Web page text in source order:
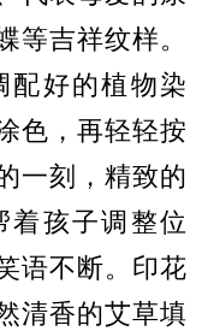
等吉祥纹样。
配好的植物染
色，再轻轻按
一刻，精致的
着孩子调整位
语不断。印花
清香的艾草填